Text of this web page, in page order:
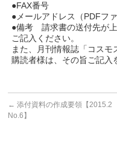
●FAX番号
●メールアドレス（PDFフ
●備考 請求書の送付先が
ご記入ください。
また、月刊情報誌「コス
購読者様は、その旨ご記入
← 添付資料の作成要領【2015.2
No.6】